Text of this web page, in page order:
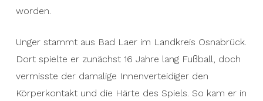
Therefore, the German should not count as an
Unger is originally from Bad Laer in the district of
Osnabrück. He initially played soccer there for 16
years, but the then-center back missed the
worden.
Unger stammt aus Bad Laer im Landkreis Osnabrück.
Dort spielte er zunächst 16 Jahre lang Fußball, doch
vermisste der damalige Innenverteidiger den
Körperkontakt und die Härte des Spiels. So kam er in